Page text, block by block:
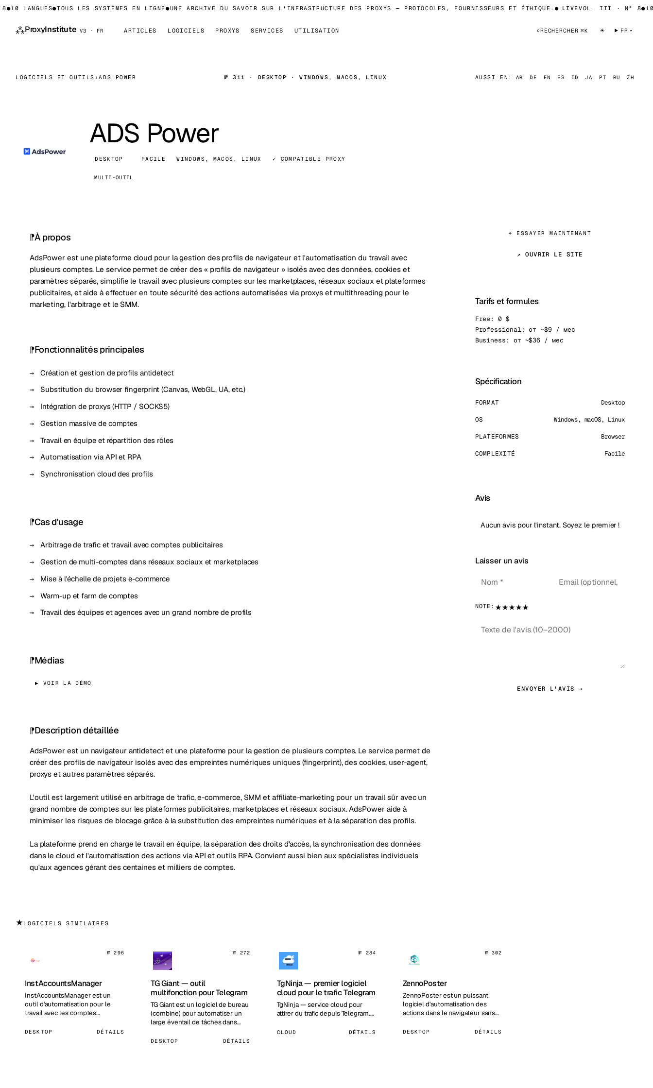
10 LANGUES●TOUS LES SYSTÈMES EN LIGNE●UNE ARCHIVE DU SAVOIR SUR L'INFRASTRUCTURE DES PROXYS — PROTOCOLES, FOURNISSEURS ET ÉTHIQUE. ● LIVEVOL. III · N° 8 ●10
⁂ProxyInstitute V3 · FR ARTICLES LOGICIELS PROXYS SERVICES UTILISATION ⌕RECHERCHER ⌘K ☀ FR
LOGICIELS ET OUTILS ›ADS POWER № 311 · DESKTOP · WINDOWS, MACOS, LINUX AUSSI EN: AR DE EN ES ID JA PT RU ZH
ADS Power
DESKTOP FACILE WINDOWS, MACOS, LINUX ✓ COMPATIBLE PROXY
MULTI-OUTIL
À propos
AdsPower est une plateforme cloud pour la gestion des profils de navigateur et l'automatisation du travail avec
plusieurs comptes. Le service permet de créer des « profils de navigateur » isolés avec des données, cookies et
paramètres séparés, simplifie le travail avec plusieurs comptes sur les marketplaces, réseaux sociaux et plateformes
publicitaires, et aide à effectuer en toute sécurité des actions automatisées via proxys et multithreading pour le
marketing, l'arbitrage et le SMM.
Fonctionnalités principales
Création et gestion de profils antidetect
Substitution du browser fingerprint (Canvas, WebGL, UA, etc.)
Intégration de proxys (HTTP / SOCKS5)
Gestion massive de comptes
Travail en équipe et répartition des rôles
Automatisation via API et RPA
Synchronisation cloud des profils
Cas d'usage
Arbitrage de trafic et travail avec comptes publicitaires
Gestion de multi-comptes dans réseaux sociaux et marketplaces
Mise à l'échelle de projets e-commerce
Warm-up et farm de comptes
Travail des équipes et agences avec un grand nombre de profils
Médias
▶ VOIR LA DÉMO
Description détaillée
AdsPower est un navigateur antidetect et une plateforme pour la gestion de plusieurs comptes. Le service permet de
créer des profils de navigateur isolés avec des empreintes numériques uniques (fingerprint), des cookies, user-agent,
proxys et autres paramètres séparés.
L'outil est largement utilisé en arbitrage de trafic, e-commerce, SMM et affiliate-marketing pour un travail sûr avec un
grand nombre de comptes sur les plateformes publicitaires, marketplaces et réseaux sociaux. AdsPower aide à
minimiser les risques de blocage grâce à la substitution des empreintes numériques et à la séparation des profils.
La plateforme prend en charge le travail en équipe, la séparation des droits d'accès, la synchronisation des données
dans le cloud et l'automatisation des actions via API et outils RPA. Convient aussi bien aux spécialistes individuels
qu'aux agences gérant des centaines et milliers de comptes.
⌖ ESSAYER MAINTENANT
↗ OUVRIR LE SITE
Tarifs et formules
Free: 0 $
Professional: от ~$9 / мес
Business: от ~$36 / мес
Spécification
FORMAT Desktop
OS Windows, macOS, Linux
PLATEFORMES Browser
COMPLEXITÉ Facile
Avis
Aucun avis pour l'instant. Soyez le premier !
Laisser un avis
NOTE: ★★★★★
ENVOYER L'AVIS →
★ LOGICIELS SIMILAIRES
№ 296
InstAccountsManager
InstAccountsManager est un
outil d'automatisation pour le
travail avec les comptes
gérer …
DESKTOP DÉTAILS
№ 272
TG Giant — outil
multifonction pour Telegram
TG Giant est un logiciel de bureau
(combine) pour automatiser un
large éventail de tâches dans
DESKTOP DÉTAILS
№ 284
TgNinja — premier logiciel
cloud pour le trafic Telegram
TgNinja — service cloud pour
attirer du trafic depuis Telegram.…
CLOUD DÉTAILS
№ 302
ZennoPoster
ZennoPoster est un puissant
logiciel d'automatisation des
actions dans le navigateur sans
DESKTOP DÉTAILS